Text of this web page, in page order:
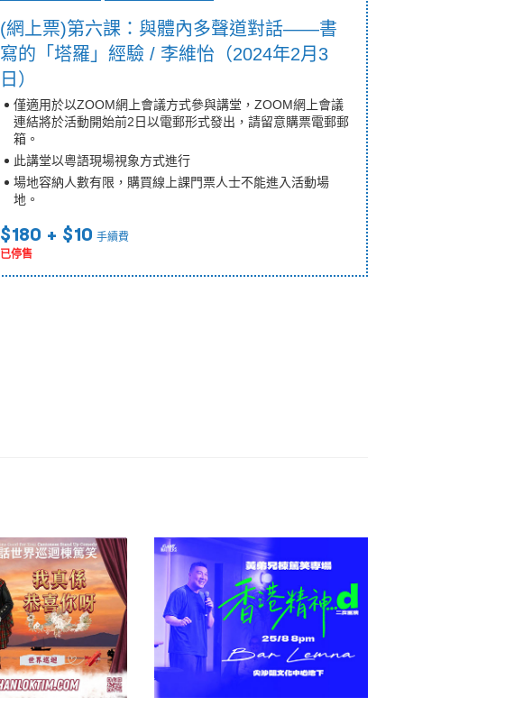
(網上票)第六課：與體內多聲道對話——書
寫的「塔羅」經驗 / 李維怡（2024年2月3
日）
僅適用於以ZOOM網上會議方式參與講堂，ZOOM網上會議
連結將於活動開始前2日以電郵形式發出，請留意購票電郵郵
箱。
此講堂以粵語現場視象方式進行
場地容納人數有限，購買線上課門票人士不能進入活動場
地。
$180 + $10 手續費
已停售